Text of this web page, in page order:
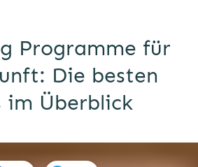
Programme für
Die besten
im Überblick